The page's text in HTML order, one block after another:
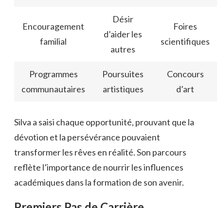
Encouragement
familial
Désir
d’aider les
autres
Foires
scientifiques
Programmes
communautaires
Poursuites
artistiques
Concours
d’art
Silva a saisi chaque opportunité, prouvant que la
dévotion et la persévérance pouvaient
transformer les rêves en réalité. Son parcours
reflète l’importance de nourrir les influences
académiques dans la formation de son avenir.